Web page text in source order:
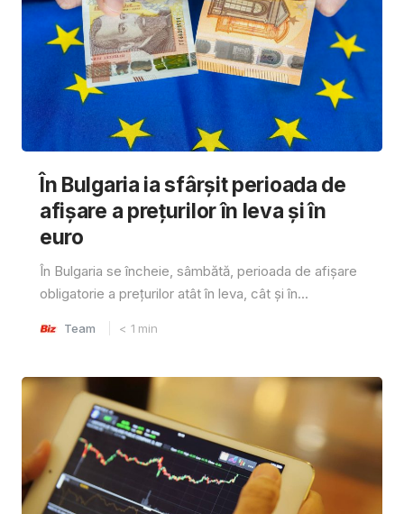
În Bulgaria ia sfârşit perioada de
afișare a prețurilor în ​​leva și în
euro
În Bulgaria se încheie, sâmbătă, perioada de afișare
obligatorie a prețurilor atât în ​​leva, cât și în...
Team < 1 min